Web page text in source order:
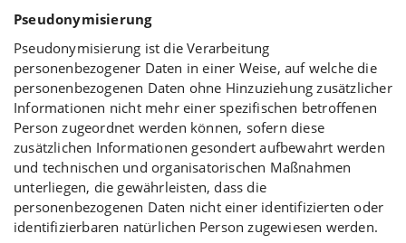
Pseudonymisierung
Pseudonymisierung ist die Verarbeitung
personenbezogener Daten in einer Weise, auf welche die
personenbezogenen Daten ohne Hinzuziehung zusätzlicher
Informationen nicht mehr einer spezifischen betroffenen
Person zugeordnet werden können, sofern diese
zusätzlichen Informationen gesondert aufbewahrt werden
und technischen und organisatorischen Maßnahmen
unterliegen, die gewährleisten, dass die
personenbezogenen Daten nicht einer identifizierten oder
identifizierbaren natürlichen Person zugewiesen werden.